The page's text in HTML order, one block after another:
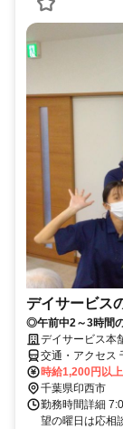
デイサービス
◎午前中2～3時間
デイサービス本
交通・アクセス
時給1,200円以上
千葉県印西市
勤務時間詳細
望の曜日は応相